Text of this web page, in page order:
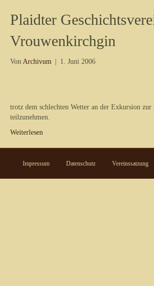
Plaidter
Vrouwenkirchgin
Von Archivum 1. Juni 2006
trotz dem schlechten Wetter an der Exkursion
teilzunehmen.
Weiterlesen
Impressum Datenschutz Vereinssatzung